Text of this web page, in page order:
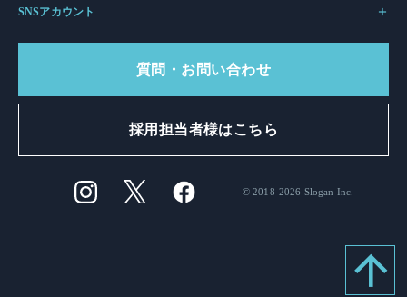
SNSアカウント
質問・お問い合わせ
採用担当者様はこちら
© 2018-2026 Slogan Inc.